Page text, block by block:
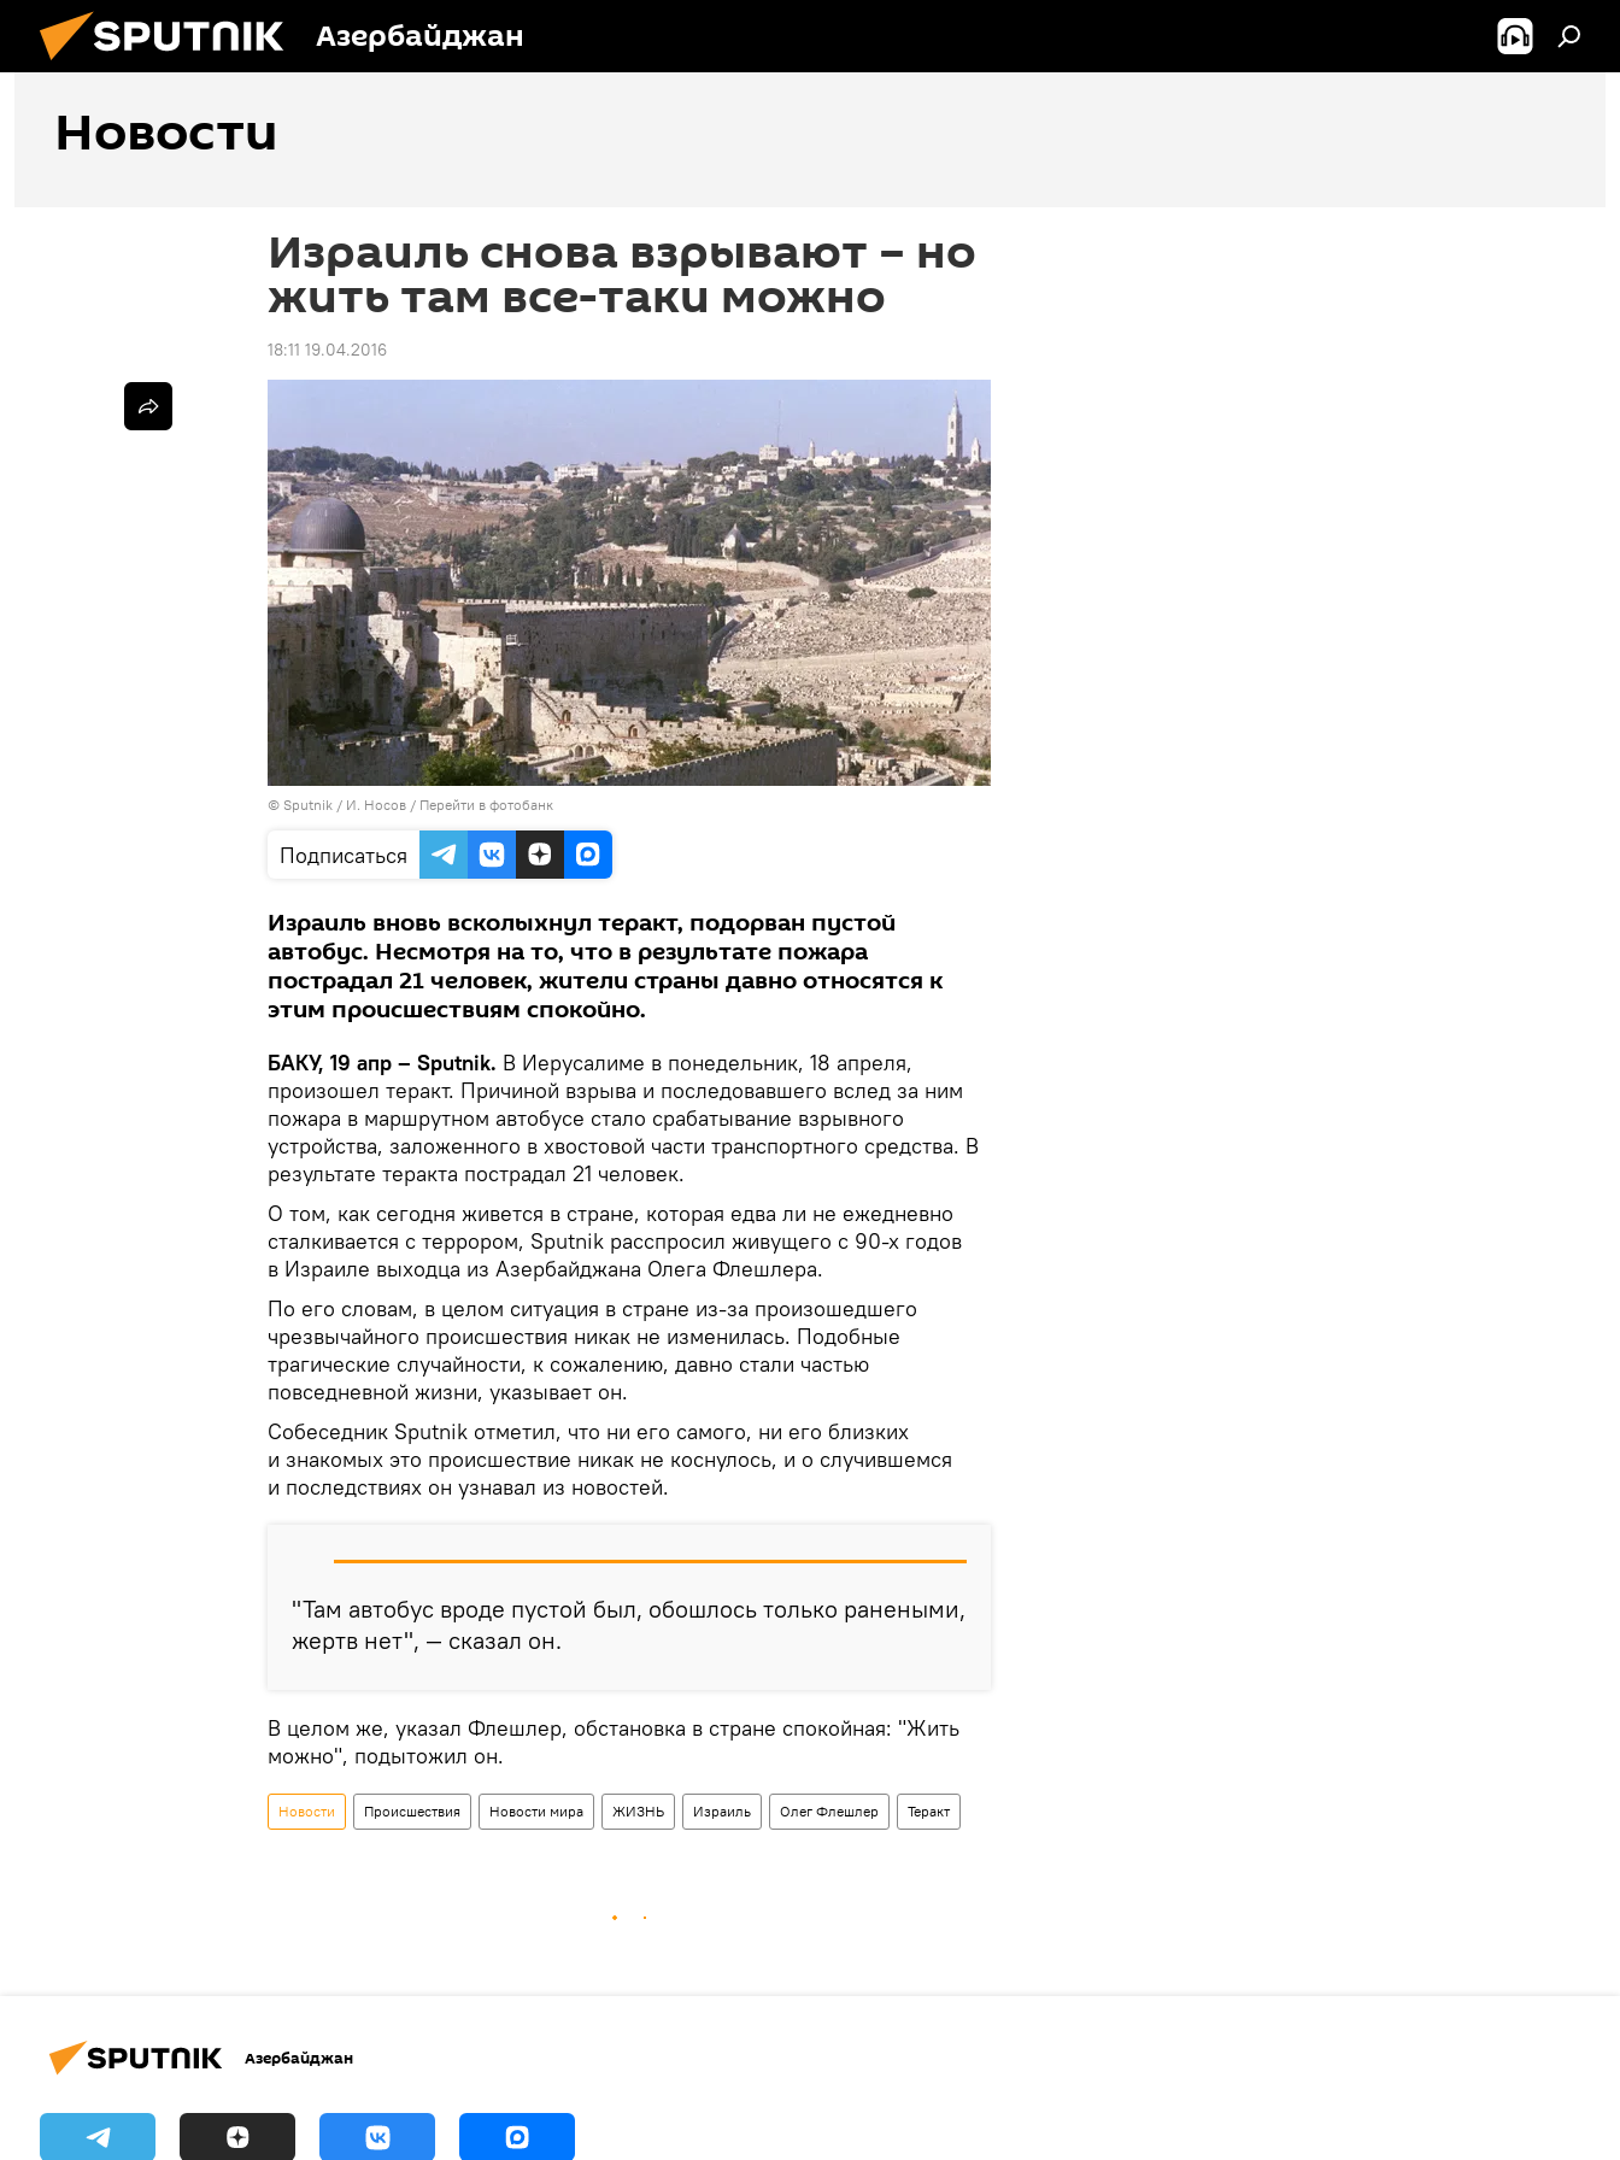
Азербайджан
Новости
Израиль снова взрывают – но
жить там все-таки можно
18:11 19.04.2016
© Sputnik / И. Носов / Перейти в фотобанк
Подписаться
Израиль вновь всколыхнул теракт, подорван пустой
автобус. Несмотря на то, что в результате пожара
пострадал 21 человек, жители страны давно относятся к
этим происшествиям спокойно.
БАКУ, 19 апр – Sputnik. В Иерусалиме в понедельник, 18 апреля,
произошел теракт. Причиной взрыва и последовавшего вслед за ним
пожара в маршрутном автобусе стало срабатывание взрывного
устройства, заложенного в хвостовой части транспортного средства. В
результате теракта пострадал 21 человек.
О том, как сегодня живется в стране, которая едва ли не ежедневно
сталкивается с террором, Sputnik расспросил живущего с 90-х годов
в Израиле выходца из Азербайджана Олега Флешлера.
По его словам, в целом ситуация в стране из-за произошедшего
чрезвычайного происшествия никак не изменилась. Подобные
трагические случайности, к сожалению, давно стали частью
повседневной жизни, указывает он.
Собеседник Sputnik отметил, что ни его самого, ни его близких
и знакомых это происшествие никак не коснулось, и о случившемся
и последствиях он узнавал из новостей.
"Там автобус вроде пустой был, обошлось только ранеными,
жертв нет", — сказал он.
В целом же, указал Флешлер, обстановка в стране спокойная: "Жить
можно", подытожил он.
Новости Происшествия Новости мира ЖИЗНЬ Израиль Олег Флешлер Теракт
Азербайджан